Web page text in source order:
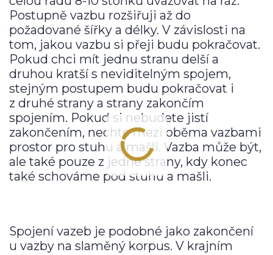
Postupně vazbu rozšiřuji až do
požadované šířky a délky. V závislosti na
tom, jakou vazbu si přeji budu pokračovat.
Pokud chci mít jednu stranu delší a
druhou kratší s neviditelným spojem,
stejným postupem budu pokračovat i
z druhé strany a strany zakončím
spojením. Pokud si nebudete jistí
zakončením, nechte mezi oběma vazbami
prostor pro stuhu a mašli. Vazba může být,
ale také pouze z jedné strany, kdy konec
také schováme pod stuhu a mašli.
Spojení vazeb je podobné jako zakončení
u vazby na slaměný korpus. V krajním